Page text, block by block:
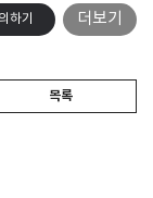
하기 더보기
목록